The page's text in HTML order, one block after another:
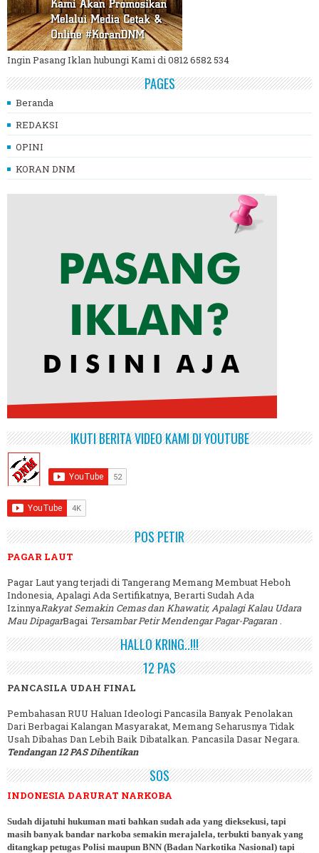
Ingin Pasang Iklan hubungi Kami di 0812 6582 534
PAGES
Beranda
REDAKSI
OPINI
KORAN DNM
IKUTI BERITA VIDEO KAMI DI YOUTUBE
POS PETIR
PAGAR LAUT
Pagar Laut yang terjadi di Tangerang Memang Membuat Heboh
Indonesia, Apalagi Ada Sertifikatnya, Berarti Sudah Ada
IzinnyaRakyat Semakin Cemas dan Khawatir, Apalagi Kalau Udara
Mau DipagarBagai Tersambar Petir Mendengar Pagar-Pagaran.
HALLO KRING..!!!
12 PAS
PANCASILA UDAH FINAL
Pembahasan RUU Haluan Ideologi Pancasila Banyak Penolakan
Dari Berbagai Kalangan Masyarakat, Memang Seharusnya Tidak
Usah Dibahas Dan Lebih Baik Dibatalkan. Pancasila Dasar Negara.
Tendangan 12 PAS Dihentikan
SOS
INDONESIA DARURAT NARKOBA
Sudah dijatuhi hukuman mati bahkan sudah ada yang dieksekusi, tapi
masih banyak bandar narkoba semakin merajalela, terbukti banyak yang
ditangkap petugas Polisi maupun BNN (Badan Narkotika Nasional) tapi